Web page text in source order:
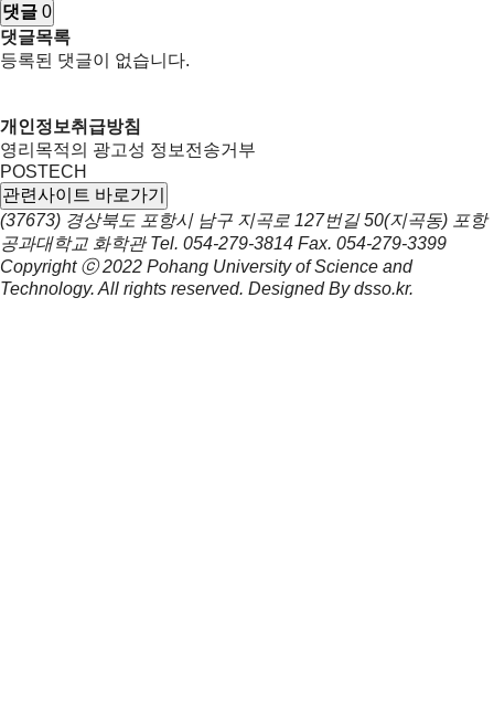
댓글 0
댓글목록
등록된 댓글이 없습니다.
개인정보취급방침
영리목적의 광고성 정보전송거부
POSTECH
관련사이트 바로가기
(37673) 경상북도 포항시 남구 지곡로 127번길 50(지곡동) 포항
공과대학교 화학관 Tel. 054-279-3814 Fax. 054-279-3399
Copyright ⓒ 2022 Pohang University of Science and
Technology. All rights reserved. Designed Bydsso.kr.